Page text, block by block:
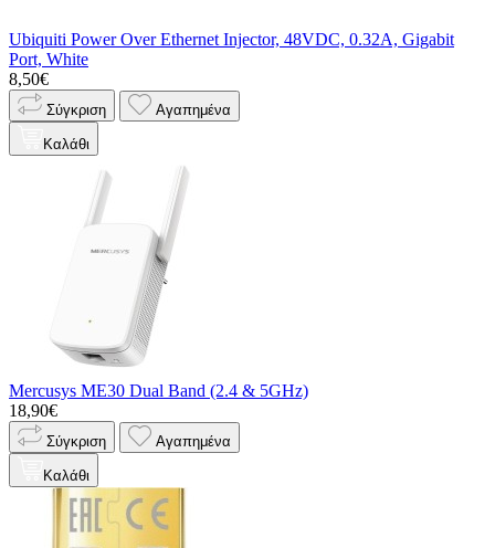
Ubiquiti Power Over Ethernet Injector, 48VDC, 0.32A, Gigabit
Port, White
8,50€
Σύγκριση Αγαπημένα
Καλάθι
Mercusys ME30 Dual Band (2.4 & 5GHz)
18,90€
Σύγκριση Αγαπημένα
Καλάθι